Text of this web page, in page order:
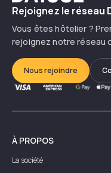
Rejoignez le réseau
Vous êtes hôtelier ?
rejoignez notre réseau
Nous rejoindre
À PROPOS
La société